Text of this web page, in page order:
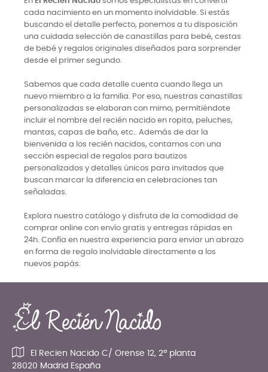
cada nacimiento en un momento inolvidable. Si estás
buscando el detalle perfecto, ponemos a tu disposición
una cuidada selección de canastillas para bebé, cestas
de bebé y regalos originales diseñados para sorprender
desde el primer segundo.
Sabemos que cada detalle cuenta cuando llega un
nuevo miembro a la familia. Por eso, nuestras canastillas
personalizadas se elaboran con mimo, permitiéndote
incluir el nombre del recién nacido en ropita, peluches,
mantas, capas de baño, etc.. Además de dar la
bienvenida a los recién nacidos, contamos con una
sección especial de regalos para bautizos
personalizados y detalles únicos para invitados que
buscan marcar la diferencia en celebraciones tan
señaladas.
Explora nuestro catálogo y disfruta de la comodidad de
comprar online con envío gratis y entregas rápidas en
24h. Confía en nuestra experiencia para enviar un abrazo
en forma de regalo inolvidable directamente a los
nuevos papás.
El Recien Nacido C/ Orense 12, 2ª planta
28020 Madrid España